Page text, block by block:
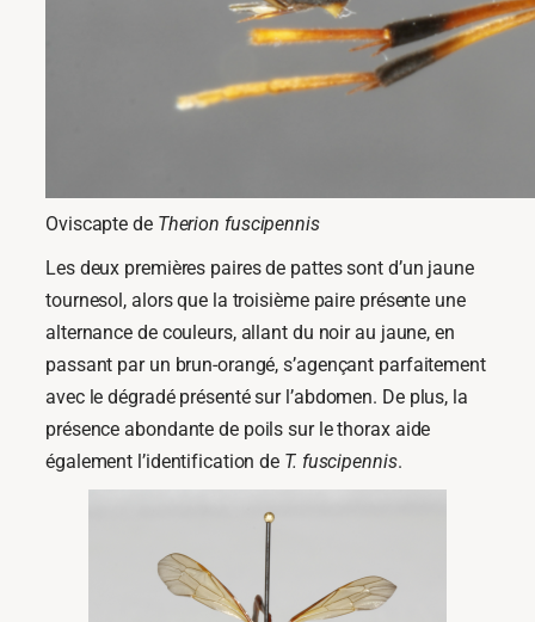
Oviscapte de Therion fuscipennis
Les deux premières paires de pattes sont d’un jaune
tournesol, alors que la troisième paire présente une
alternance de couleurs, allant du noir au jaune, en
passant par un brun-orangé, s’agençant parfaitement
avec le dégradé présenté sur l’abdomen. De plus, la
présence abondante de poils sur le thorax aide
également l’identification de T. fuscipennis.